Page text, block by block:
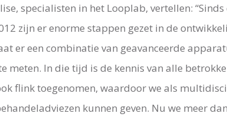
specialisten in het Looplab, vertellen:
zijn er enorme stappen gezet in de
er een combinatie van geavanceerde
meten. In die tijd is de kennis van alle
flink toegenomen, waardoor we als
kunnen geven. Nu we meer